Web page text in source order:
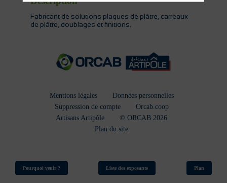
Fabricant de solutions plaques de plâtre, carreaux
de plâtre, doublages et finitions.
Mentions légales
Données personnelles
Suppression de compte
Orcab.coop
Artisans Artipôle
© ORCAB 2026
Plan du site
Pourquoi venir ? Liste des exposants Plan